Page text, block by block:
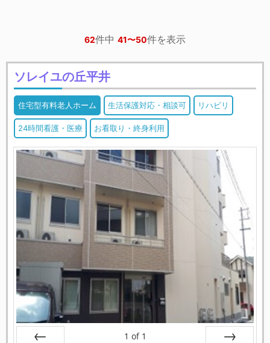
62件中 41〜50件を表示
ソレイユの丘平井
住宅型有料老人ホーム 生活保護対応・相談可 リハビリ
24時間看護・医療 お看取り・終身利用
1 of 1